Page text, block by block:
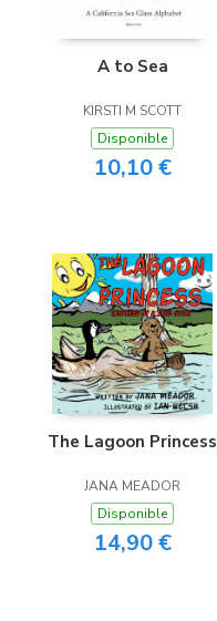
A to Sea
KIRSTI M SCOTT
Disponible
10,10 €
The Lagoon Princess
JANA MEADOR
Disponible
14,90 €